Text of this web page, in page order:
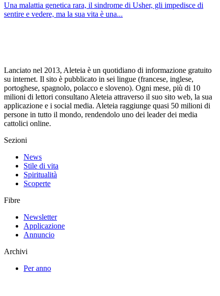
Una malattia genetica rara, il sindrome di Usher, gli impedisce di
sentire e vedere, ma la sua vita è una...
Lanciato nel 2013, Aleteia è un quotidiano di informazione gratuito
su internet. Il sito è pubblicato in sei lingue (francese, inglese,
portoghese, spagnolo, polacco e sloveno). Ogni mese, più di 10
milioni di lettori consultano Aleteia attraverso il suo sito web, la sua
applicazione e i social media. Aleteia raggiunge quasi 50 milioni di
persone in tutto il mondo, rendendolo uno dei leader dei media
cattolici online.
Sezioni
News
Stile di vita
Spiritualità
Scoperte
Fibre
Newsletter
Applicazione
Annuncio
Archivi
Per anno